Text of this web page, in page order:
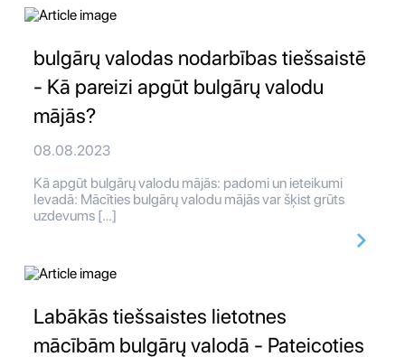
bulgārų valodas nodarbības tiešsaistē
- Kā pareizi apgūt bulgārų valodu
mājās?
08.08.2023
Kā apgūt bulgārų valodu mājās: padomi un ieteikumi
Ievadā: Mācīties bulgārų valodu mājās var šķist grūts
uzdevums […]
Labākās tiešsaistes lietotnes
mācībām bulgārų valodā - Pateicoties